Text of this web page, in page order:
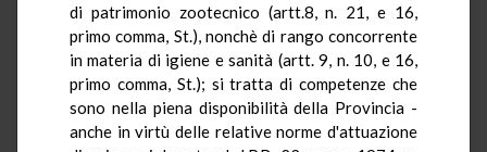
di patrimonio zootecnico (artt.8, n. 21, e 16,
primo comma, St.), nonchè di rango concorrente
in materia di igiene e sanità (artt. 9, n. 10, e 16,
primo comma, St.); si tratta di competenze che
sono nella piena disponibilità della Provincia -
anche in virtù delle relative norme d'attuazione